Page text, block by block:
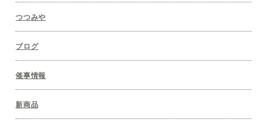
つつみや
ブログ
催事情報
新商品